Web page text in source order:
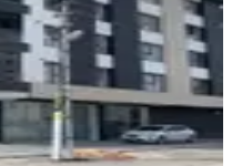
27.02.2026